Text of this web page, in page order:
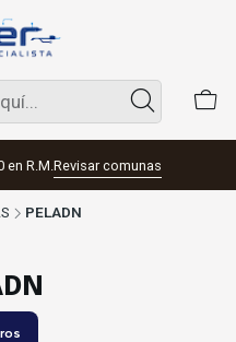
R.M. Revisar comunas
PELADN